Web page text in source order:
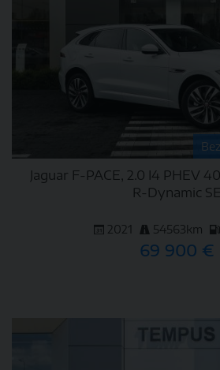
Jaguar F-PACE, 2.0 I4 PHEV
R-Dynamic SE
2021 54563km
69 900 €